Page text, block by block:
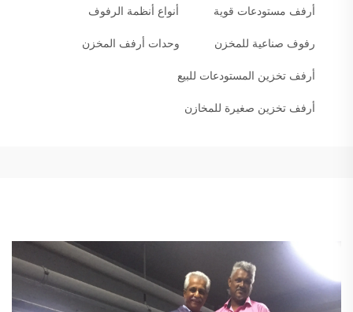
أرفف مستودعات قوية أنواع أنظمة الرفوف
رفوف صناعية للمخزن وحدات أرفف المخزن
أرفف تخزين المستودعات للبيع
أرفف تخزين صغيرة للمخازن